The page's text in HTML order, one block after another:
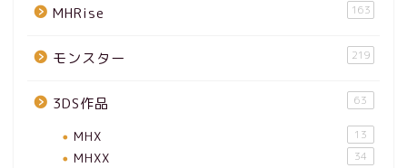
MHRise 163
モンスター 219
3DS作品 63
MHX 13
MHXX 34